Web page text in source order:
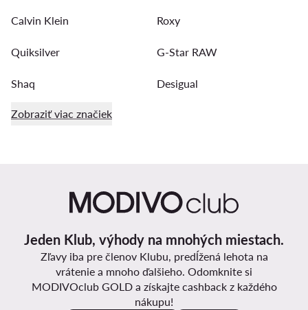
Calvin Klein Roxy
Quiksilver G-Star RAW
Shaq Desigual
Zobraziť viac značiek
Jeden Klub, výhody na mnohých miestach.
Zľavy iba pre členov Klubu, predĺžená lehota na
vrátenie a mnoho ďalšieho. Odomknite si
MODIVOclub GOLD a získajte cashback z každého
nákupu!